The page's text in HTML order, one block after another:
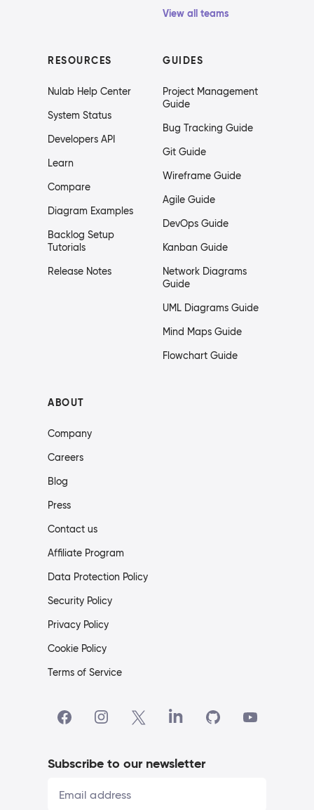
View all teams
RESOURCES
Nulab Help Center
System Status
Developers API
Learn
Compare
Diagram Examples
Backlog Setup
Tutorials
Release Notes
GUIDES
Project Management
Guide
Bug Tracking Guide
Git Guide
Wireframe Guide
Agile Guide
DevOps Guide
Kanban Guide
Network Diagrams
Guide
UML Diagrams Guide
Mind Maps Guide
Flowchart Guide
ABOUT
Company
Careers
Blog
Press
Contact us
Affiliate Program
Data Protection Policy
Security Policy
Privacy Policy
Cookie Policy
Terms of Service
Subscribe to our newsletter